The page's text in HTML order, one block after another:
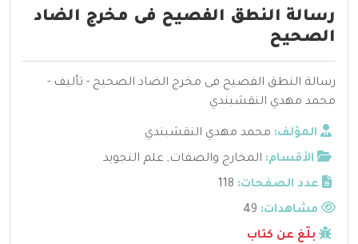
رسالة النطق الفصيح فى مخرج الضاد
الصحيح
رسالة النطق الفصيح فى مخرج الضاد الصحيح - تأليف -
محمد مهدي النقشبندي
المؤلف: محمد مهدي النقشبندي
الأقسام: المخارج والصفات, علم التجويد
عدد الصفحات: 118
مشاهدات:
بلّغ عن كتاب